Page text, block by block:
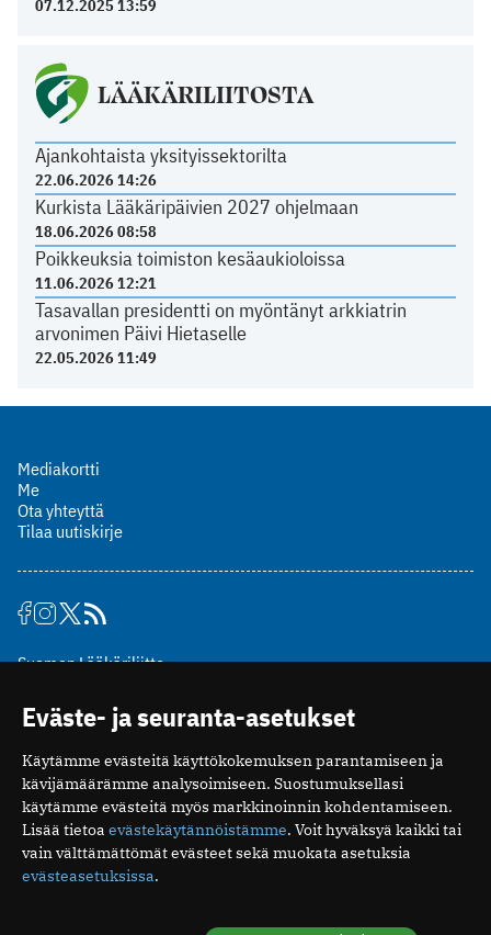
07.12.2025 13:59
LÄÄKÄRILIITOSTA
Ajankohtaista yksityissektorilta
22.06.2026 14:26
Kurkista Lääkäripäivien 2027 ohjelmaan
18.06.2026 08:58
Poikkeuksia toimiston kesäaukioloissa
11.06.2026 12:21
Tasavallan presidentti on myöntänyt arkkiatrin
arvonimen Päivi Hietaselle
22.05.2026 11:49
Mediakortti
Me
Ota yhteyttä
Tilaa uutiskirje
Suomen Lääkäriliitto
00510 Helsinki
puh. (09) 393 091
toimitus@potilaanlaakarilehti.fi
ISSN 2323-9476
Eväste- ja seuranta-asetukset
Käytämme evästeitä käyttökokemuksen parantamiseen ja
kävijämäärämme analysoimiseen. Suostumuksellasi
käytämme evästeitä myös markkinoinnin kohdentamiseen.
Lisää tietoa evästekäytännöistämme. Voit hyväksyä kaikki tai
vain välttämättömät evästeet sekä muokata asetuksia
evästeasetuksissa.